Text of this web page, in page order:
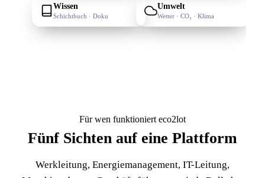
Wissen
Schichtbuch · Doku
Umwelt
Wetter · CO₂ · Klima
Für wen funktioniert eco2lot
Fünf Sichten auf eine Plattform
Werkleitung, Energiemanagement, IT-Leitung,